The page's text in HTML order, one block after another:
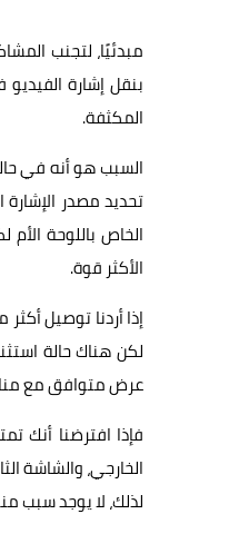
بنقل إشارة
المكثفة.
تحديد مصدر
الخاص باللوحة
الأكثر قوة.
لكن هناك حالة
عرض متوافق مع
الخارجي، والشاشة
لذلك، لا يوجد سبب